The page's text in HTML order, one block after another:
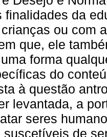
finalidades da
ou com
que, ele
forma
do
à questão
levantada, a
seres
suscetíveis de